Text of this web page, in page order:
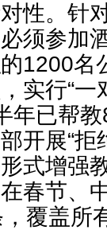
性。针
须参加
1200名
实行“
年已帮
开展“
式增强
春节、
覆盖所